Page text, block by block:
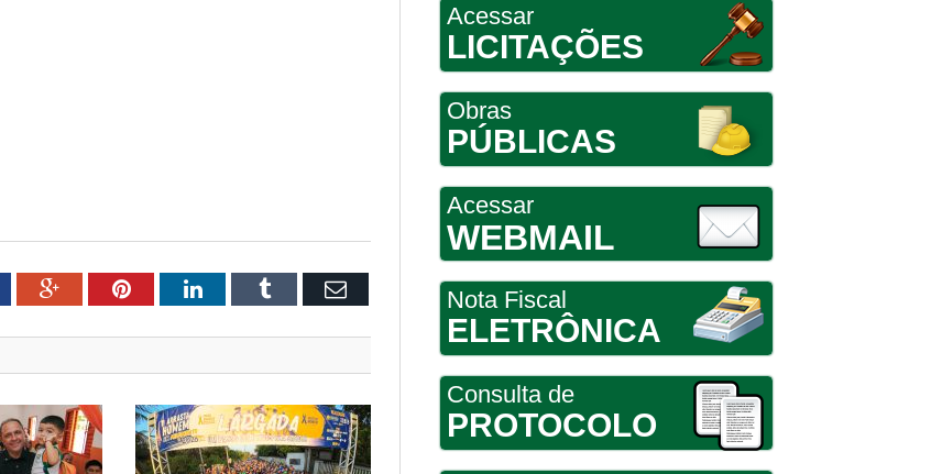
Google+PinterestLinkedInTumblr Email
Acessar
LICITAÇÕES
Obras
PÚBLICAS
Acessar
WEBMAIL
Nota Fiscal
ELETRÔNICA
Consulta de
PROTOCOLO